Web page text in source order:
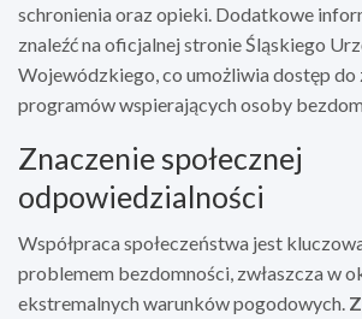
schronienia oraz opieki. Dodatkowe
znaleźć na oficjalnej stronie Śląskiego
Wojewódzkiego, co umożliwia dostęp do
programów wspierających osoby
Znaczenie społecznej
odpowiedzialności
Współpraca społeczeństwa jest
problemem bezdomności, zwłaszcza w
ekstremalnych warunków pogodowych.